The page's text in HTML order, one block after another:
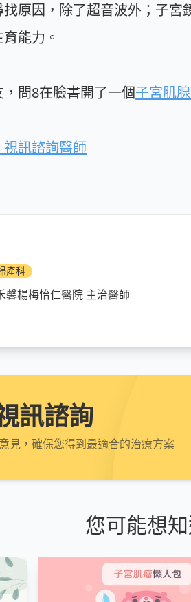
原因，除了超音波外；子
能力。
問8在臉書開了一個子宮肌
視訊諮詢醫師
產科
馨楊梅怡仁醫院 主治醫師
訊諮詢
見，確保您得到最適合的治療方案
您可能想